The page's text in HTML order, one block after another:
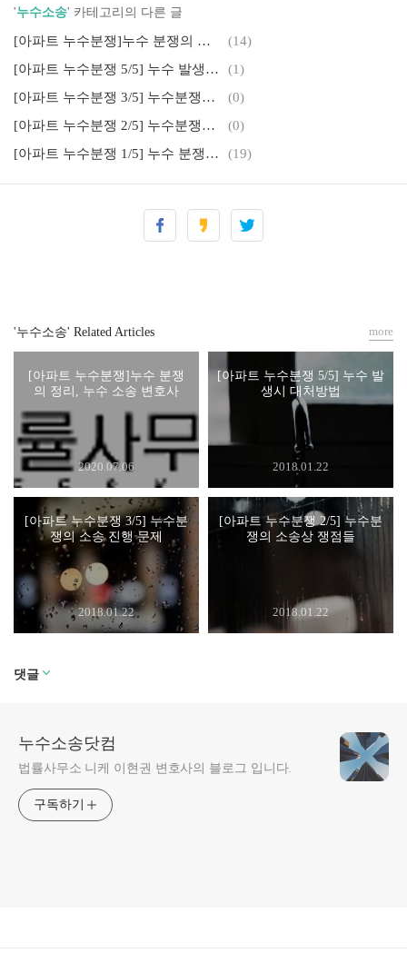
'누수소송' 카테고리의 다른 글
[아파트 누수분쟁]누수 분쟁의 정리, 누수 소송 변호사
(14)
[아파트 누수분쟁 5/5] 누수 발생시 대처방법
(1)
[아파트 누수분쟁 3/5] 누수분쟁의 소송 진행 문제
(0)
[아파트 누수분쟁 2/5] 누수분쟁의 소송상 쟁점들
(0)
[아파트 누수분쟁 1/5] 누수 분쟁의 원인
(19)
'누수소송' Related Articles
[아파트 누수분쟁]누수 분쟁
의 정리, 누수 소송 변호사
2020.07.06
[아파트 누수분쟁 5/5] 누수 발
생시 대처방법
2018.01.22
[아파트 누수분쟁 3/5] 누수분
쟁의 소송 진행 문제
2018.01.22
[아파트 누수분쟁 2/5] 누수분
쟁의 소송상 쟁점들
2018.01.22
more
댓글
누수소송닷컴
법률사무소 니케 이현권 변호사의 블로그 입니다.
구독하기